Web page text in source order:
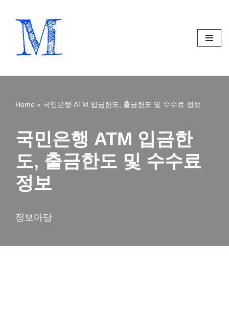
Skip
Home » 국민은행 ATM 입금한도, 출금한도 및 수수료 정보
국민은행 ATM 입금한
도, 출금한도 및 수수료
정보
정보마당